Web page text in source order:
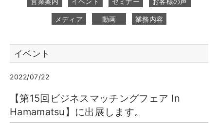
メディア 動画 業務内容
イベント
2022/07/22
【第15回ビジネスマッチングフェア In
Hamamatsu】に出展します。